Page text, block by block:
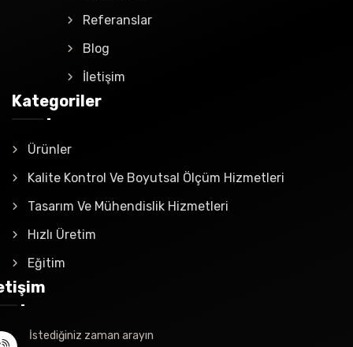
Referanslar
Blog
İletişim
Kategoriler
Ürünler
Kalite Kontrol Ve Boyutsal Ölçüm Hizmetleri
Tasarım Ve Mühendislik Hizmetleri
Hızlı Üretim
Eğitim
İstediğiniz zaman arayın